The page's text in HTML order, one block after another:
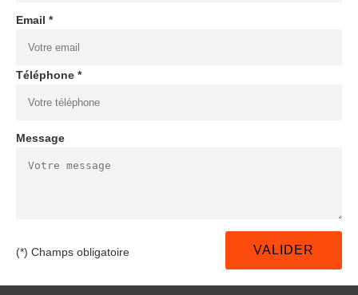
Email *
Téléphone *
Message
(*) Champs obligatoire